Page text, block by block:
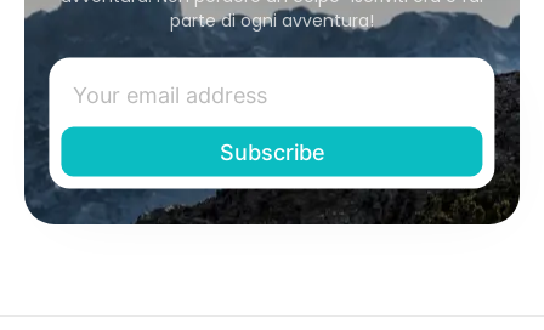
parte di ogni avventura!